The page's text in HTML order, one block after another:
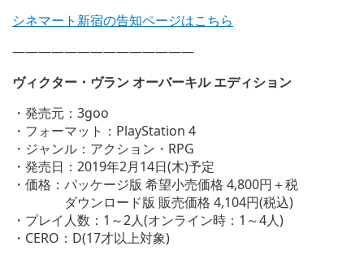
シネマート新宿の告知ページはこちら
——————————————
ヴィクター・ヴラン オーバーキル エディション
・発売元：3goo
・フォーマット：PlayStation 4
・ジャンル：アクション・RPG
・発売日：2019年2月14日(木)予定
・価格：パッケージ版 希望小売価格 4,800円＋税
ダウンロード版 販売価格 4,104円(税込)
・プレイ人数：1～2人(オンライン時：1～4人)
・CERO：D(17才以上対象)